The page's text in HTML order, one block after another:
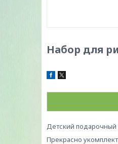
Набор для
Детский подарочный
Прекрасно